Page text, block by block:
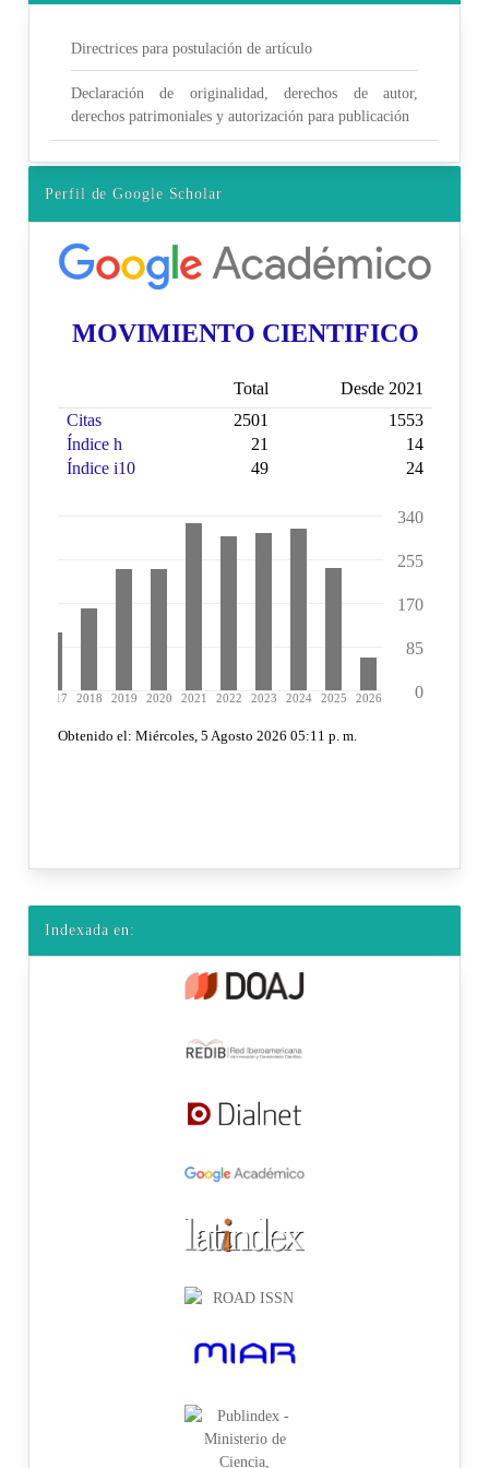
Directrices para postulación de artículo
Declaración de originalidad, derechos de autor,
derechos patrimoniales y autorización para publicación
Perfil de Google Scholar
Indexada en: